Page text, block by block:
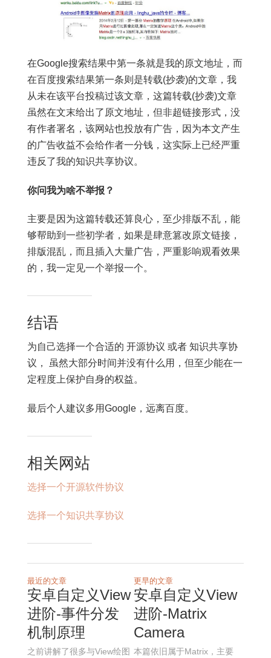
在Google搜索结果中第一条就是我的原文地址，而
在百度搜索结果第一条则是转载(抄袭)的文章，我
从未在该平台投稿过该文章，这篇转载(抄袭)文章
虽然在文末给出了原文地址，但非超链接形式，没
有作者署名，该网站也投放有广告，因为本文产生
的广告收益不会给作者一分钱，这实际上已经严重
违反了我的知识共享协议。
你问我为啥不举报？
主要是因为这篇转载还算良心，至少排版不乱，能
够帮助到一些初学者，如果是肆意篡改原文链接，
排版混乱，而且插入大量广告，严重影响观看效果
的，我一定见一个举报一个。
结语
为自己选择一个合适的 开源协议 或者 知识共享协
议， 虽然大部分时间并没有什么用，但至少能在一
定程度上保护自身的权益。
最后个人建议多用Google，远离百度。
相关网站
选择一个开源软件协议
选择一个知识共享协议
最近的文章
安卓自定义View
进阶-事件分发
机制原理
之前讲解了很多与View绘图
更早的文章
安卓自定义View
进阶-Matrix
Camera
本篇依旧属于Matrix，主要